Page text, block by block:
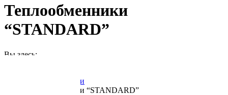
Теплообменники
“STANDARD”
Вы здесь:
Теплообменники
Теплообменники “STANDARD”